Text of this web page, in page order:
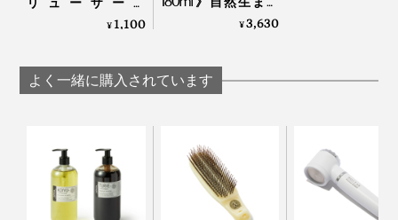
用をおすすめします。
『EVEREST』といえば、MONOCOではすでにコーヒ
ーの豆かすをアップサイクルした「バーム（
ー好きを夢中にしています。
『EVEREST』のシャ
絞り器（2本セッ
ト）」
¥1,100
のフルボ酸と高山植
えるノンシリコンシ
ャンプー｜EVEREST
¥3,630
よく一緒に購入されています